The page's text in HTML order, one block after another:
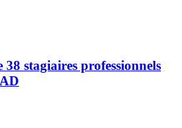
stagiaires professionnels